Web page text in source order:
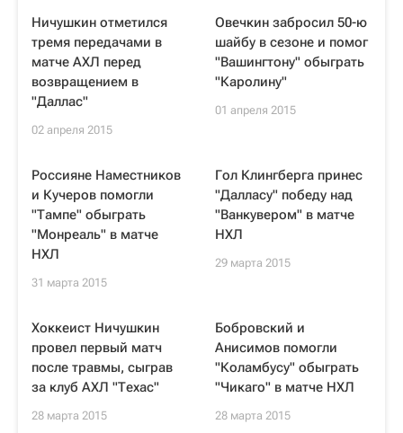
Ничушкин отметился
тремя передачами в
матче АХЛ перед
возвращением в
"Даллас"
02 апреля 2015
Овечкин забросил 50-ю
шайбу в сезоне и помог
"Вашингтону" обыграть
"Каролину"
01 апреля 2015
Россияне Наместников
и Кучеров помогли
"Тампе" обыграть
"Монреаль" в матче
НХЛ
31 марта 2015
Гол Клингберга принес
"Далласу" победу над
"Ванкувером" в матче
НХЛ
29 марта 2015
Хоккеист Ничушкин
провел первый матч
после травмы, сыграв
за клуб АХЛ "Техас"
28 марта 2015
Бобровский и
Анисимов помогли
"Коламбусу" обыграть
"Чикаго" в матче НХЛ
28 марта 2015